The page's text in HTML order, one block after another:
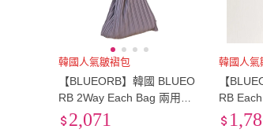
韓國人氣皺褶包
【BLUEORB】韓國 BLUEO
RB 2Way Each Bag 兩用皺
褶托特包 肩背包-內附收納袋
2,071
韓國人氣
【
RB
背包-內